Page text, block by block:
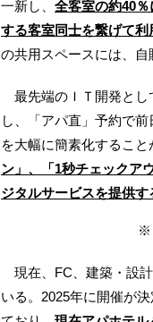
一新し、 全客室の約40
する客室同士を繋げて利
の共用スペースには、自
最先端のＩＴ開発とし
し、「アパ直」予約で
を大幅に簡素化すること
ン」、「1秒チェックア
ジタルサービスを提供す
※
現在、FC、建築・設計
いる。2025年に開催が